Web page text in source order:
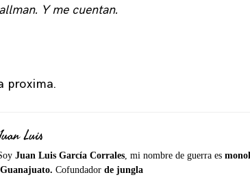
Y me cuentan.
proxima.
Luis
Juan Luis García Corrales , mi nombre de guerra es
Cofundador de jungla